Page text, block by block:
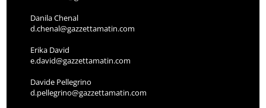
Danila Chenal
d.chenal@gazzettamatin.com
Erika David
e.david@gazzettamatin.com
Davide Pellegrino
d.pellegrino@gazzettamatin.com